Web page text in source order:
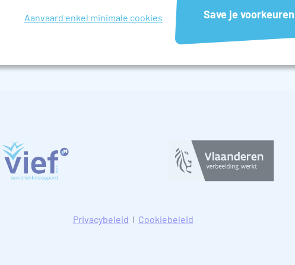
Beluister alle verhalen op
of adverteerders. Dit zijn permanente cookies en zijn bijna altijd afkomstig van
Aanvaard enkel minimale cookies Save je voorkeuren
Privacybeleid I Cookiebeleid